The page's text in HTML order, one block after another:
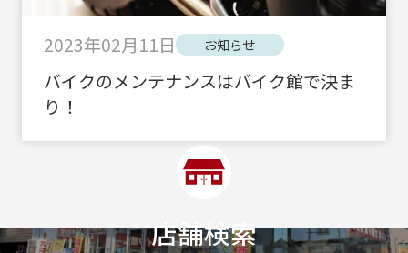
2023年02月11日 お知らせ
バイクのメンテナンスはバイク館で決ま
り！
店舗検索